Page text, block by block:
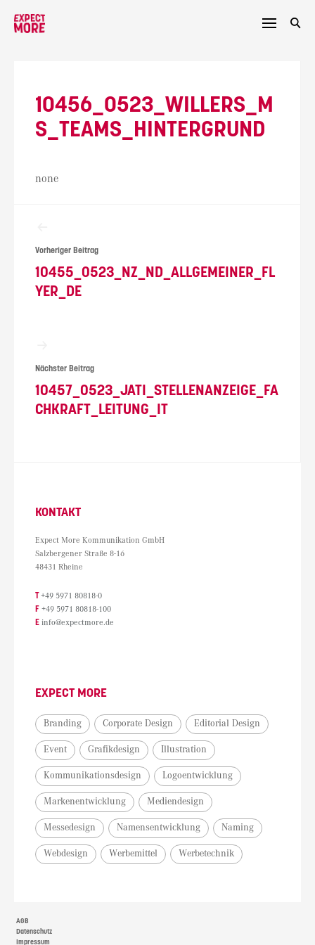
10456_0523_WILLERS_M
S_TEAMS_HINTERGRUND
none
Vorheriger Beitrag
10455_0523_NZ_ND_ALLGEMEINER_FL
YER_DE
Nächster Beitrag
10457_0523_JATI_STELLENANZEIGE_FA
CHKRAFT_LEITUNG_IT
KONTAKT
Expect More Kommunikation GmbH
Salzbergener Straße 8-16
48431 Rheine
T +49 5971 80818-0
F +49 5971 80818-100
E info@expectmore.de
EXPECT MORE
Branding Corporate Design Editorial Design
Event Grafikdesign Illustration
Kommunikationsdesign Logoentwicklung
Markenentwicklung Mediendesign
Messedesign Namensentwicklung Naming
Webdesign Werbemittel Werbetechnik
AGB
Datenschutz
Impressum